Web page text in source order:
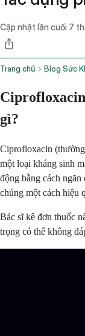
Cập nhật lần cuối 7
Trang chủ Blog Sức
gì?
Ciprofloxacin
một loại kháng sinh
động bằng cách
chúng một cách hiệu
Bác sĩ kê đơn thuốc
trọng có thể không